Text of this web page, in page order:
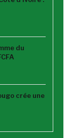
du
crée une